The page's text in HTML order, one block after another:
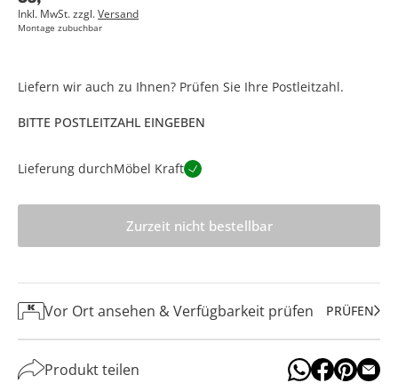
Inkl. MwSt. zzgl.Versand
Montage zubuchbar
Liefern wir auch zu Ihnen? Prüfen Sie Ihre Postleitzahl.
BITTE POSTLEITZAHL EINGEBEN
Lieferung durchMöbel Kraft
Zurzeit nicht bestellbar
Vor Ort ansehen & Verfügbarkeit prüfen PRÜFEN
Produkt teilen